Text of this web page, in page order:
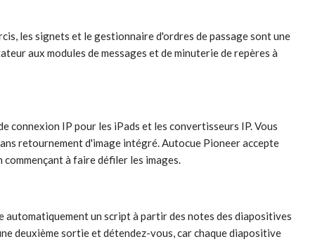
les signets et le gestionnaire d'ordres de passage sont une
aux modules de messages et de minuterie de repères à
IP pour les iPads et les convertisseurs IP. Vous
retournement d'image intégré. Autocue Pioneer accepte
à faire défiler les images.
un script à partir des notes des diapositives
deuxième sortie et détendez-vous, car chaque diapositive